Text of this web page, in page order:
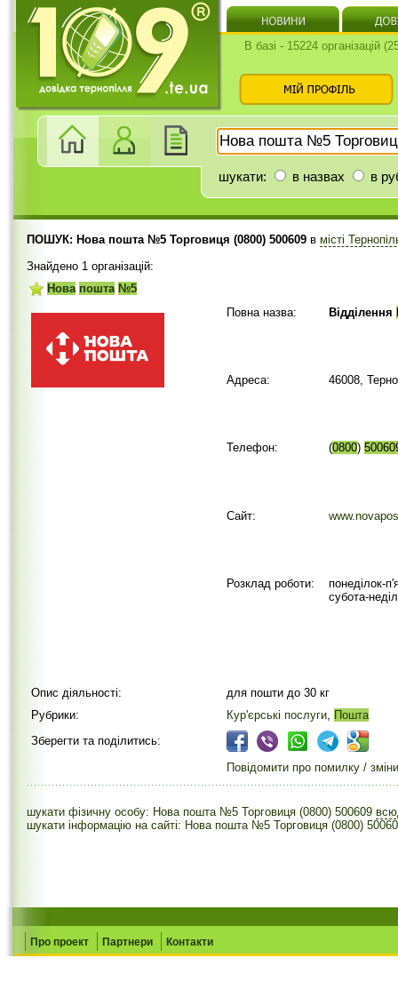
В базі - 15224 організацій
шукати: в назвах в
ПОШУК: Нова пошта №5 Торговиця (0800) 500609 в місті
Знайдено 1 організацій:
Нова пошта №5
Повна назва:
Відділення
Адреса: 46008,
Телефон: (0800)
Сайт:
Розклад роботи:
понеділок-
субота-
Опис діяльності:
для пошти до 30 кг
Рубрики:
Кур'єрські послуги, Пошта
Зберегти та поділитись:
Повідомити про помилку / зміни
шукати фізичну особу: Нова пошта №5 Торговиця (0800) 500609
шукати інформацію на сайті: Нова пошта №5 Торговиця (0800)
Про проект Партнери Контакти